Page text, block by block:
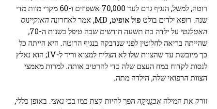
רוטה, למשל, הנגיף גרם לעד 70,000 אשפוזים ו-60 מקרי מוות מדי
שנה. רופא ילדים בולט פול אופיט,
האוקיינוס ​​
האטלנטי
על ילדה בת תשעה חודשים שבה טיפל בשנות ה-70,
שהייתה בריאה לחלוטין לפני שנדבקה בנגיף הרוטה. היא הייתה כל
כך מיובשת עד שהצוות שלו לא הצליח למצוא וריד ל-IV; הוא נאלץ
לנסות לקדוח במח העצם שלה כדי להרטיב אותה. למרות מאמצי
הצוות הרפואי שלה, הילדה מתה.
זורק את המילהאֶבגֵנִיקָה הפך להיות קצת כמו בכינאצי. באופן כללי,